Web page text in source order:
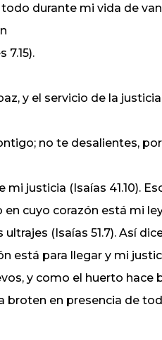
todo durante mi vida de
7.15).
y el servicio de la
no te desalientes,
mi justicia (Isaías 41.10).
en cuyo corazón está mi
(Isaías 51.7). Así
está para llegar y mi
y como el huerto hace
broten en presencia de